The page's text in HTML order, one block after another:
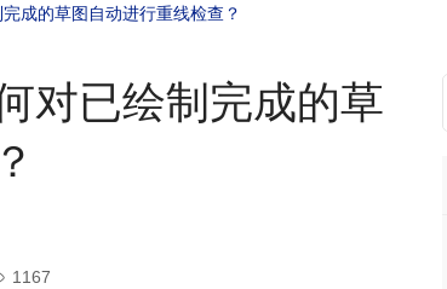
成的草图自动进行重线检查？
对已绘制完成的草
1167